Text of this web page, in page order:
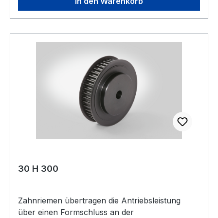
00 EAN: 4059213084310 Bohrungsdurchmesser:
mmmm Nuthöhe: 2,8 mmmm Hersteller: ConCar
30 H 300
Zahnriemen übertragen die Antriebsleistung
über einen Formschluss an der